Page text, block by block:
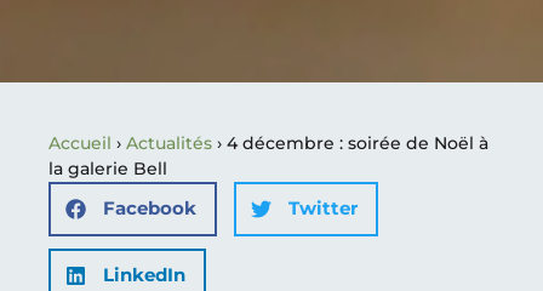
Accueil › Actualités › 4 décembre : soirée de Noël à
la galerie Bell
Facebook Twitter
LinkedIn